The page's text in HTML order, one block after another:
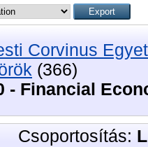
Corvinus
(366)
- Financial
Csoportosítás: